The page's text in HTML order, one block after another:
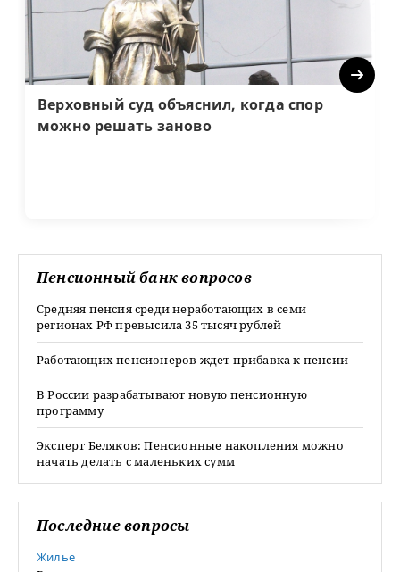
Верховный суд объяснил, когда спор
можно решать заново
Next
Пенсионный банк вопросов
Средняя пенсия среди неработающих в семи
регионах РФ превысила 35 тысяч рублей
Работающих пенсионеров ждет прибавка к пенсии
В России разрабатывают новую пенсионную
программу
Эксперт Беляков: Пенсионные накопления можно
начать делать с маленьких сумм
Последние вопросы
Жилье